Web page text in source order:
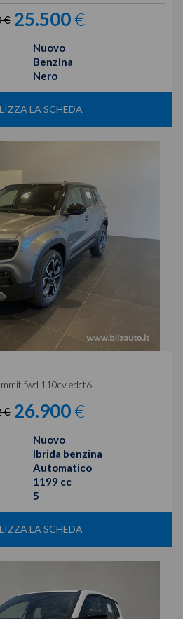
€ 25.500€
Nuovo
Benzina
Nero
LA SCHEDA
fwd 110cv edct6
€ 26.900€
Nuovo
Ibrida benzina
Automatico
1199 cc
5
LA SCHEDA